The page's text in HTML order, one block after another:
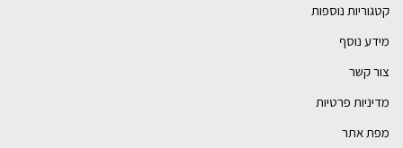
קטגוריות נוספות
מידע נוסף
צור קשר
מדיניות פרטיות
מפת אתר